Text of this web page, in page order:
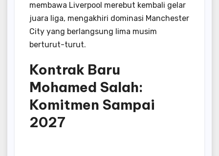
membawa Liverpool merebut kembali gelar
juara liga, mengakhiri dominasi Manchester
City yang berlangsung lima musim
berturut-turut.
Kontrak Baru
Mohamed Salah:
Komitmen Sampai
2027